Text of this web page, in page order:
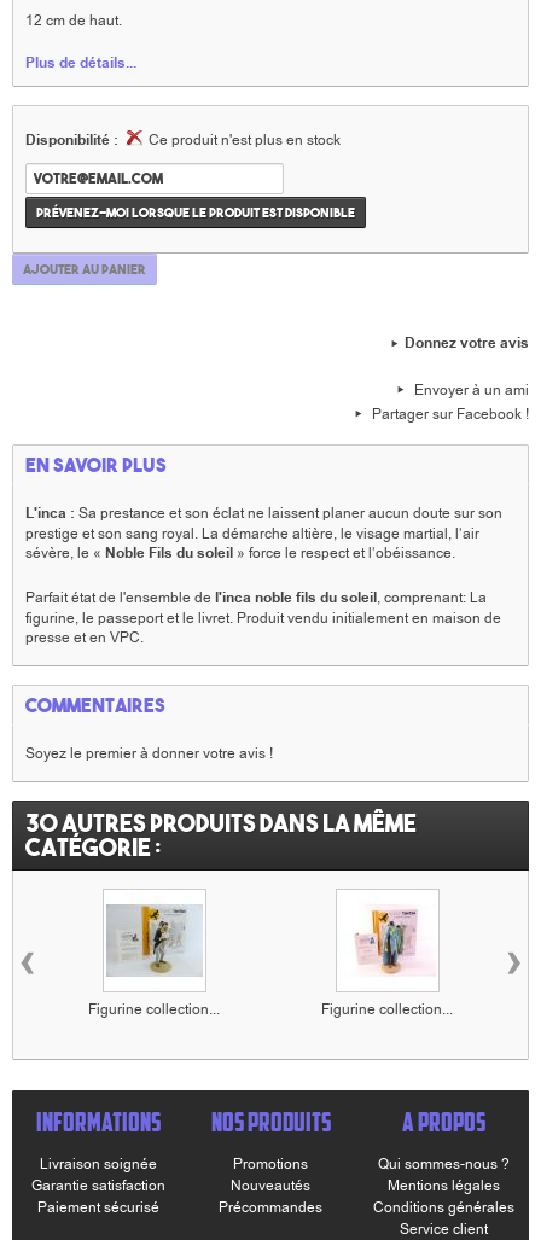
12 cm de haut.
Plus de détails...
Disponibilité : Ce produit n'est plus en stock
Prévenez-moi lorsque le produit est disponible
Ajouter au panier
Donnez votre avis
Envoyer à un ami
Partager sur Facebook !
En savoir plus
L'inca : Sa prestance et son éclat ne laissent planer aucun doute sur son
prestige et son sang royal. La démarche altière, le visage martial, l’air
sévère, le « Noble Fils du soleil » force le respect et l’obéissance.
Parfait état de l'ensemble del'inca noble fils du soleil, comprenant: La
figurine, le passeport et le livret. Produit vendu initialement en maison de
presse et en VPC.
Commentaires
Soyez le premier à donner votre avis !
30 autres produits dans la même
catégorie :
Figurine collection... Figurine collection...
‹ ›
INFORMATIONS
Livraison soignée
Garantie satisfaction
Paiement sécurisé
NOS PRODUITS
Promotions
Nouveautés
Précommandes
A PROPOS
Qui sommes-nous ?
Mentions légales
Conditions générales
Service client